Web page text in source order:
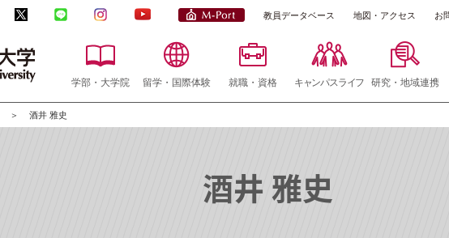
教員データベース 地図・アクセス お
学部・大学院 留学・国際体験 就職・資格 キャンパスライフ 研究・地域連携
酒井 雅史
酒井 雅史